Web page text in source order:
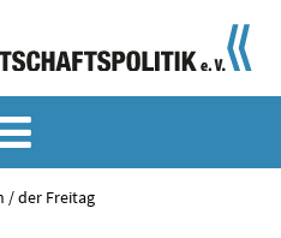
/ der Freitag